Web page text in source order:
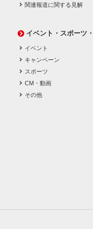
関連報道に関する見解
イベント・スポーツ
イベント
キャンペーン
スポーツ
CM・動画
その他